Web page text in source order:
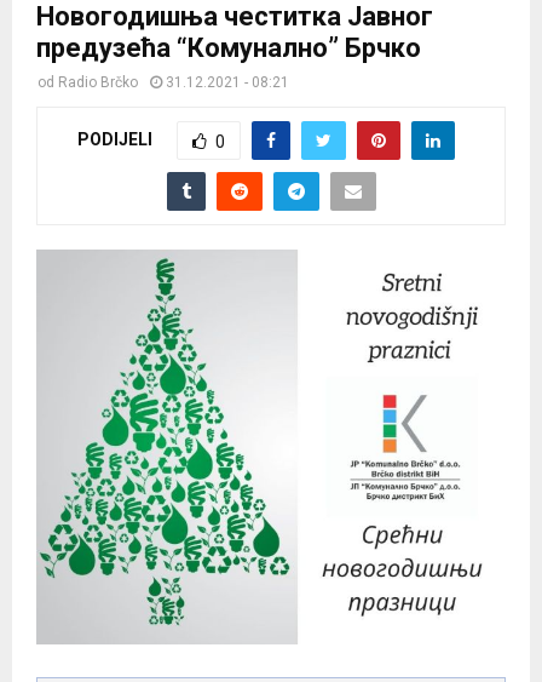
Новогодишња честитка Јавног
предузећа “Комунално” Брчко
od Radio Brčko 31.12.2021 - 08:21
PODIJELI 0